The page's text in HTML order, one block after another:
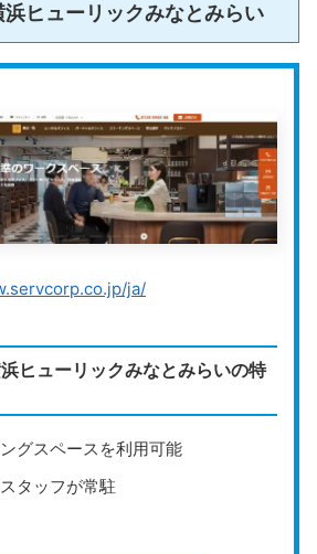
、コールセンター対応の事業を中心
要なサポート体制を幅広く整えてい
登記はできませんのでご注意くださ
市でバーチャルオフィスを利用でき
プランでは、オペレーターによる電
ます。研修を受けたオフィスジャパ
ーが対応するため、安心して電話代
。
ヒューリックみなとみらい
ja/
ヒューリックみなとみらいの特
グスペースを利用可能
タッフが常駐